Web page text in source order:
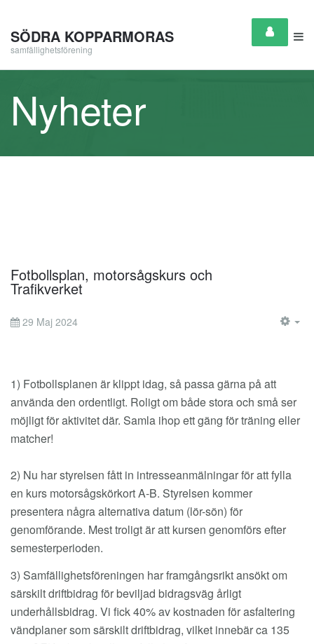
SÖDRA KOPPARMORAS
samfällighetsförening
Nyheter
Fotbollsplan, motorsågskurs och
Trafikverket
29 Maj 2024
1) Fotbollsplanen är klippt idag, så passa gärna på att
använda den ordentligt. Roligt om både stora och små ser
möjligt för aktivitet där. Samla ihop ett gäng för träning eller
matcher!
2) Nu har styrelsen fått in intresseanmälningar för att fylla
en kurs motorsågskörkort A-B. Styrelsen kommer
presentera några alternativa datum (lör-sön) för
genomförande. Mest troligt är att kursen genomförs efter
semesterperioden.
3) Samfällighetsföreningen har framgångsrikt ansökt om
särskilt driftbidrag för beviljad bidragsväg årligt
underhållsbidrag. Vi fick 40% av kostnaden för asfaltering
vändplaner som särskilt driftbidrag, vilket innebär ca 135